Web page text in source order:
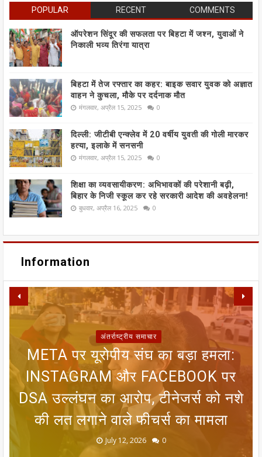
POPULAR RECENT COMMENTS
ऑपरेशन सिंदूर की सफलता पर बिहटा में जश्न, युवाओं ने
निकाली भव्य तिरंगा यात्रा
बिहटा में तेज रफ्तार का कहर: बाइक सवार युवक को अज्ञात
वाहन ने कुचला, मौके पर दर्दनाक मौत
मंगलवार, अप्रैल 15, 2025 0
दिल्ली: जीटीबी एन्क्लेव में 20 वर्षीय युवती की गोली मारकर
हत्या, इलाके में सनसनी
मंगलवार, अप्रैल 15, 2025 0
शिक्षा का व्यवसायीकरण: अभिभावकों की परेशानी बढ़ी,
बिहार के निजी स्कूल कर रहे सरकारी आदेश की अवहेलना!
बुधवार, अप्रैल 16, 2025 0
Information
SIR फॉर्म से ECI NET ऑनलाइन
रजिस्ट्रेशन तक, चुनाव आयोग ने निकाला
आसान रास्ता; मतदाताओं को मिलेगी बड़ी
राहत
July 19, 2026 0
अंतर्राष्ट्रीय समाचार
META पर यूरोपीय संघ का बड़ा हमला:
INSTAGRAM और FACEBOOK पर
DSA उल्लंघन का आरोप, टीनेजर्स को नशे
की लत लगाने वाले फीचर्स का मामला
July 12, 2026 0
जन्म प्रमाणपत्र नहीं है तो क्या भारतीय
नागरिक नहीं माने जाएंगे? गुवाहाटी हाई
कोर्ट के फैसले को समझिए
July 03, 2026 0
मानसून पर एल नीनो का ब्रेक! 25 जून
तक आंधी-बारिश का अलर्ट, 8 राज्यों में लू
का कहर जारी
June 20, 2026 0
सीतामढ़ी वार्ड 8 वैदेही तालाब पर संकट:
गंदा नाले का पानी बहने से सीतामढ़ी की
धरोहर खतरे में
May 13, 2026 0